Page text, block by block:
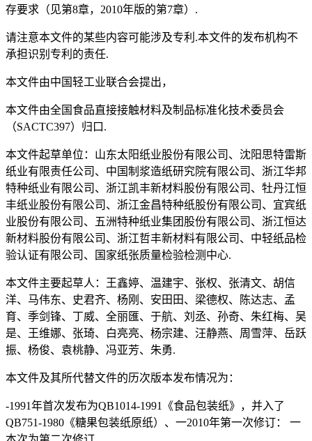
存要求（见第8章，2010年版的第7章）.
请注意本文件的某些内容可能涉及专利.本文件的发布机构不
承担识别专利的责任.
本文件由中国轻工业联合会提出，
本文件由全国食品直接接触材料及制品标准化技术委员会
（SACTC397）归口.
本文件起草单位：山东太阳纸业股份有限公司、沈阳思特雷斯
纸业有限责任公司、中国制浆造纸研究院有限公司、浙江华邦
特种纸业有限公司、浙江凯丰新材料股份有限公司、牡丹江恒
丰纸业股份有限公司、浙江金昌特种纸股份有限公司、宜宾纸
业股份有限公司、五洲特种纸业集团股份有限公司、浙江恒达
新材料股份有限公司、浙江哲丰新材料有限公司、中轻纸品检
验认证有限公司、国家纸张质量检验检测中心.
本文件主要起草人：王鑫婷、温建宇、张权、张清文、胡信
洋、马伟东、史君齐、杨刚、安田田、梁德权、陈达志、孟
育、季剑锋、丁威、全丽匯、于航、刘丞、孙奇、朱红梅、吴
是、王维娜、张琦、白亮亮、杨宗建、汪静燕、周雪萍、岳跃
振、杨俊、袁桃静、冯亚芳、朱勇.
本文件及其所代替文件的历次版本发布情况为：
-1991年首次发布为QB1014-1991《食品包装纸》，并入了
QB751-1980《糖果包装纸原纸）、一2010年第一次修订： 一